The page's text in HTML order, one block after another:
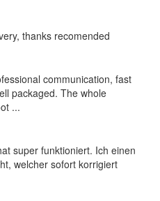
thanks recomended
communication, fast
packaged. The whole
...
super funktioniert. Ich einen
welcher sofort korrigiert